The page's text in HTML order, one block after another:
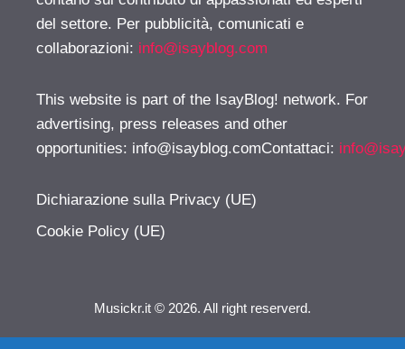
del settore. Per pubblicità, comunicati e
collaborazioni: info@isayblog.com
This website is part of the IsayBlog! network. For
advertising, press releases and other
opportunities: info@isayblog.comContattaci:
Dichiarazione sulla Privacy (UE)
Cookie Policy (UE)
Musickr.it © 2026. All right reserverd.